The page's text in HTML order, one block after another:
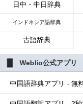
日中・中日辞典
インドネシア語辞典
古語辞典
Weblio公式アプリ
中国語辞典アプリ - 無